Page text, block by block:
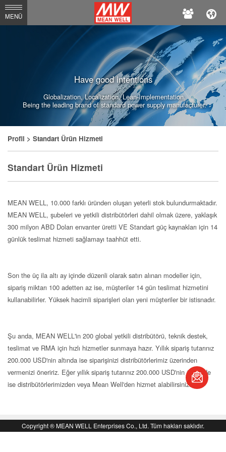
MEAN
WELL
Enterprises
Co.,
Ltd.
MENÜ
Have good intentions
Globalization, Localization, Lean-Implementation.
Being the leading brand of standard power supply manufacturer.
Profil > Standart Ürün Hizmeti
Standart Ürün Hizmeti
MEAN WELL, 10.000 farklı üründen oluşan yeterli stok bulundurmaktadır.
MEAN WELL, şubeleri ve yetkili distribütörleri dahil olmak üzere, yaklaşık
300 milyon ABD Doları envanter üretti VE Standart güç kaynakları için 14
günlük teslimat hizmeti sağlamayı taahhüt etti.
Son the üç ila altı ay içinde düzenli olarak satın alınan modeller için,
sipariş miktarı 100 adetten az ise, müşteriler 14 gün teslimat hizmetini
kullanabilirler. Yüksek hacimli siparişleri olan yeni müşteriler bir istisnadır.
Şu anda, MEAN WELL'in 200 global yetkili distribütörü, teknik destek,
teslimat ve RMA için hızlı hizmetler sunmaya hazır. Yıllık sipariş tutarınız
200.000 USD'nin altında ise siparişinizi distribütörlerimiz üzerinden
vermenizi öneririz. Eğer yıllık sipariş tutarınız 200.000 USD'nin üzerinde
ise distribütörlerimizden veya Mean Well'den hizmet alabilirsiniz.
Copyright ® MEAN WELL Enterprises Co., Ltd. Tüm hakları saklıdır.